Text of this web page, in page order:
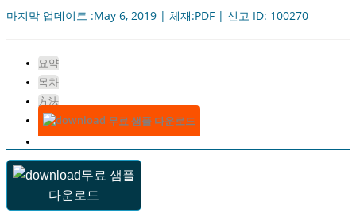
마지막 업데이트 :May 6, 2019 | 체재:PDF | 신고 ID: 100270
요약
목차
方法
무료 샘플 다운로드
무료 샘플
다운로드